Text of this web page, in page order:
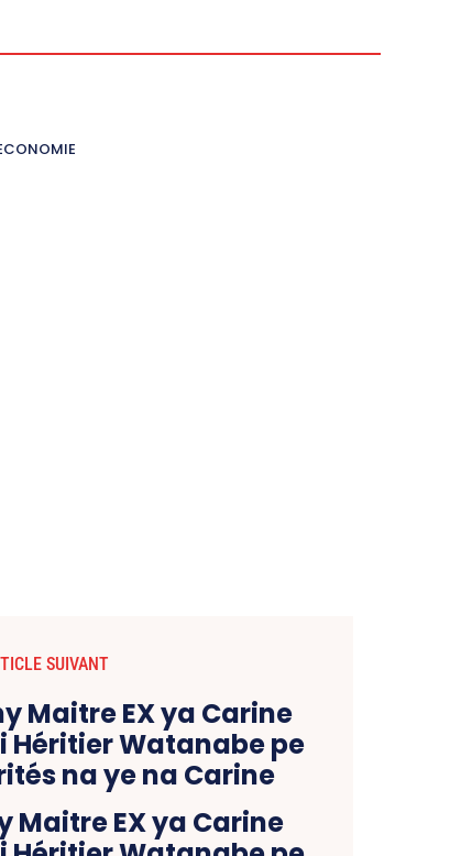
SUIVANT
Maitre EX ya Carine